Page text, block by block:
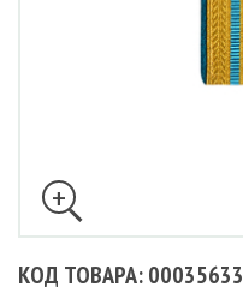
КОД ТОВАРА: 00035633